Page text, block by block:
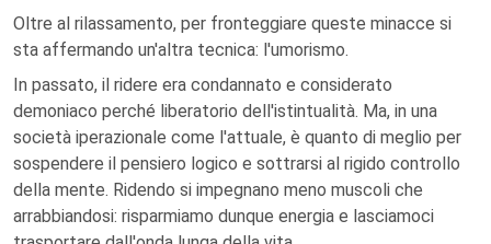
Oltre al rilassamento, per fronteggiare queste minacce si
sta affermando un'altra tecnica: l'umorismo.
In passato, il ridere era condannato e considerato
demoniaco perché liberatorio dell'istintualità. Ma, in una
società iperazionale come l'attuale, è quanto di meglio per
sospendere il pensiero logico e sottrarsi al rigido controllo
della mente. Ridendo si impegnano meno muscoli che
arrabbiandosi: risparmiamo dunque energia e lasciamoci